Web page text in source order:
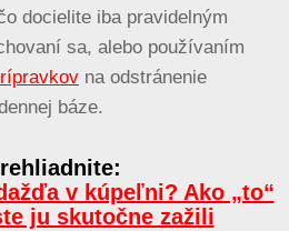
docielite iba pravidelným
sa, alebo používaním
na odstránenie
báze.
v kúpeľni? Ako „to“
ju skutočne zažili